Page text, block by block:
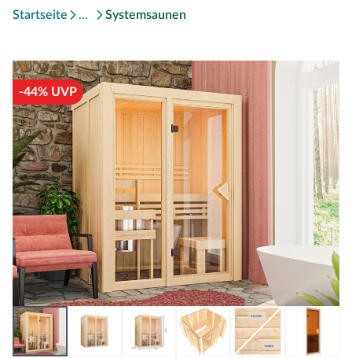
Startseite Systemsaunen
-44% UVP